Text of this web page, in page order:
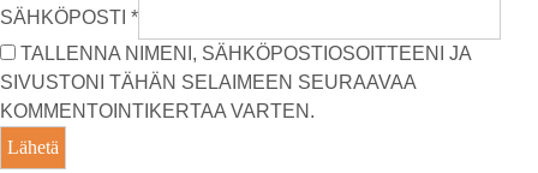
SÄHKÖPOSTI *
TALLENNA NIMENI, SÄHKÖPOSTIOSOITTEENI JA
SIVUSTONI TÄHÄN SELAIMEEN SEURAAVAA
KOMMENTOINTIKERTAA VARTEN.